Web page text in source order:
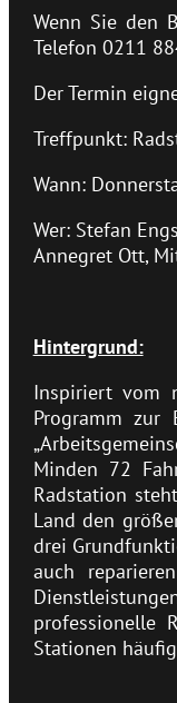
Wenn Sie den
Telefon 0211
Der Termin
Treffpunkt:
Wann:
Wer: Stefan
Annegret Ott,
Hintergrund:
Inspiriert vom
Programm
Minden 72
Radstation
Land den
drei
auch
professionelle
Stationen